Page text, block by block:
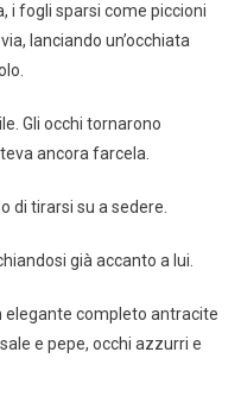
i fogli sparsi come piccioni
lanciando un’occhiata
Gli occhi tornarono
ancora farcela.
di tirarsi su a sedere.
già accanto a lui.
elegante completo antracite
e pepe, occhi azzurri e